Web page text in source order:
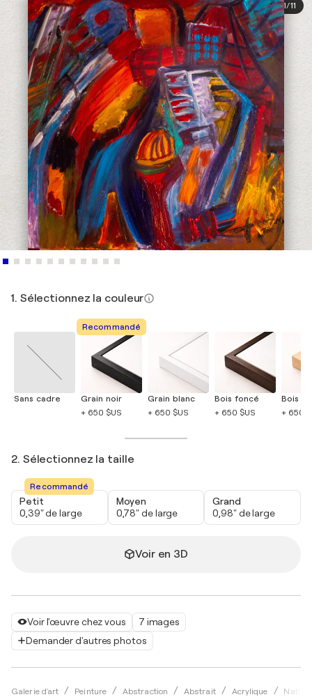
Voir l'œuvre chez vous
7 images
Demander d'autres photos
Galerie d'art Peinture Abstraction Abstrait Acrylique
1/11
1. Sélectionnez la couleur
Sans cadre
Recommandé
Grain noir
+ 650 $US
Grain blanc
+ 650 $US
Bois foncé
+ 650 $US
Bois
+ 650
2. Sélectionnez la taille
Recommandé
Petit
0,39" de large
Moyen
0,78" de large
Grand
0,98" de large
Voir en 3D